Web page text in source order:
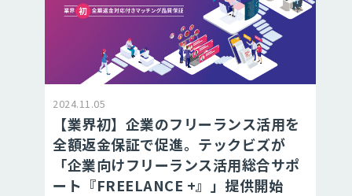
2024.11.05
【業界初】企業のフリーランス活用を
全額返金保証で促進。テックビズが
「企業向けフリーランス活用総合サポ
ート『FREELANCE +』」提供開始